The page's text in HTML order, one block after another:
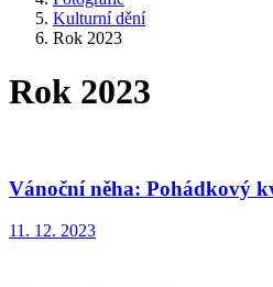
Kulturní dění
Rok 2023
Rok 2023
Vánoční něha: Pohádkový
11. 12. 2023